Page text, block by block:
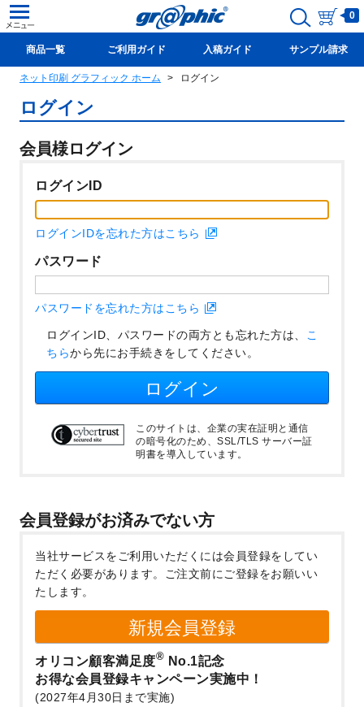
0
商品一覧 ご利用ガイド 入稿ガイド サンプル請求
新規会員登録(無料)
ネット印刷 グラフィック ホーム ログイン
ログイン
会員様ログイン
ログインID
ログインIDを忘れた方はこちら
パスワード
パスワードを忘れた方はこちら
ログインID、パスワードの両方とも忘れた方は、 こ
ちらから先にお手続きをしてください。
ログイン
このサイトは、企業の実在証明と通信
の暗号化のため、SSL/TLS サーバー証
明書を導入しています。
会員登録がお済みでない方
当社サービスをご利用いただくには会員登録をしてい
ただく必要があります。
ご注文前にご登録をお願いい
たします。
新規会員登録
オリコン顧客満足度® No.1記念
お得な会員登録キャンペーン実施中！
(2027年4月30日まで実施)